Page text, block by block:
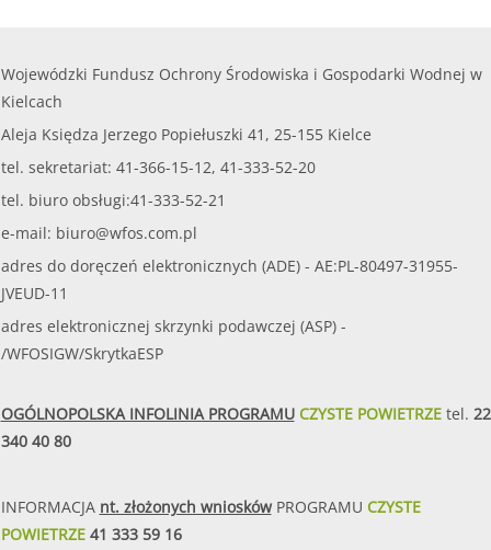
Wojewódzki Fundusz Ochrony Środowiska i Gospodarki Wodnej w
Kielcach
Aleja Księdza Jerzego Popiełuszki 41, 25-155 Kielce
tel. sekretariat: 41-366-15-12, 41-333-52-20
tel. biuro obsługi:41-333-52-21
e-mail: biuro@wfos.com.pl
adres do doręczeń elektronicznych (ADE) - AE:PL-80497-31955-
JVEUD-11
adres elektronicznej skrzynki podawczej (ASP) -
/WFOSIGW/SkrytkaESP
OGÓLNOPOLSKA INFOLINIA PROGRAMUCZYSTE POWIETRZEtel. 22
340 40 80
INFORMACJA nt. złożonych wnioskówPROGRAMU CZYSTE
POWIETRZE41 333 59 16